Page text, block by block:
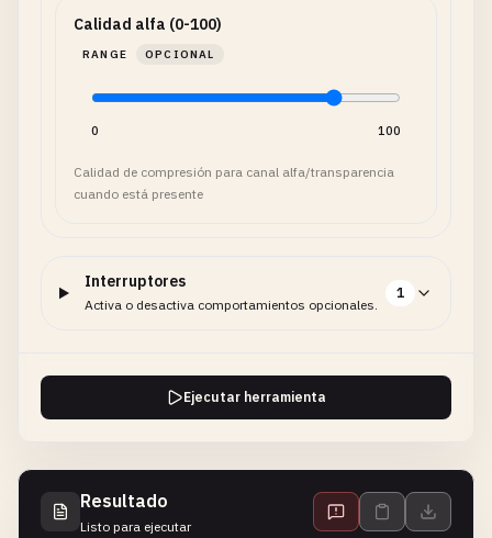
Calidad alfa (0-100)
RANGE OPCIONAL
0 100
Calidad de compresión para canal alfa/transparencia
cuando está presente
Interruptores
Activa o desactiva comportamientos opcionales.
1
Ejecutar herramienta
Resultado
Listo para ejecutar